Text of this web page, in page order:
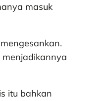
masuk
itu bahkan